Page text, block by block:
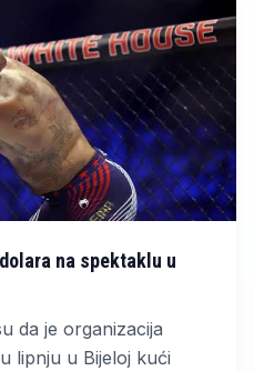
na spektaklu u
da je organizacija
lipnju u Bijeloj kući